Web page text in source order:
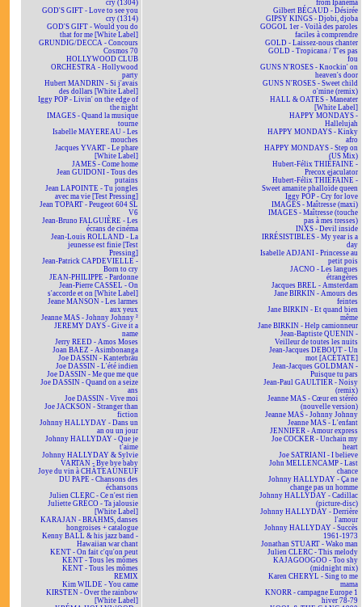
cry (1304)
GOD'S GIFT - Love to see you
cry (1314)
GOD'S GIFT - Would you do
that for me [White Label]
GRUNDIG/DECCA - Concours
Cosmos 70
HOLLYWOOD CLUB
ORCHESTRA - Hollywood
party
Hubert MANDRIN - Si j'avais
des dollars [White Label]
Iggy POP - Livin' on the edge of
the night
IMAGES - Quand la musique
tourne
Isabelle MAYEREAU - Les
mouches
Jacques YVART - Le phare
[White Label]
JAMES - Come home
Jean GUIDONI - Tous des
putains
Jean LAPOINTE - Tu jongles
avec ma vie [Test Pressing]
Jean TOPART - Peugeot 604 SL
V6
Jean-Bruno FALGUIÈRE - Les
écrans de cinéma
Jean-Louis ROLLAND - La
jeunesse est finie [Test
Pressing]
Jean-Patrick CAPDEVIELLE -
Born to cry
JEAN-PHILIPPE - Pardonne
Jean-Pierre CASSEL - On
s'accorde et on [White Label]
Jeane MANSON - Les larmes
aux yeux
Jeanne MAS - Johnny Johnny ²
JEREMY DAYS - Give it a
name
Jerry REED - Amos Moses
Joan BAEZ - Asimbonanga
Joe DASSIN - Kanterbräu
Joe DASSIN - L'été indien
Joe DASSIN - Me que me que
Joe DASSIN - Quand on a seize
ans
Joe DASSIN - Vive moi
Joe JACKSON - Stranger than
fiction
Johnny HALLYDAY - Dans un
an ou un jour
Johnny HALLYDAY - Que je
t'aime
Johnny HALLYDAY & Sylvie
VARTAN - Bye bye baby
Joye du vin à CHÂTEAUNEUF
DU PAPE - Chansons des
échansons
Julien CLERC - Ce n'est rien
Juliette GRÉCO - Ta jalousie
[White Label]
KARAJAN - BRAHMS, danses
hongroises + catalogue
Kenny BALL & his jazz band -
Hawaiian war chant
KENT - On fait c'qu'on peut
KENT - Tous les mômes
KENT - Tous les mômes
REMIX
Kim WILDE - You came
KIRSTEN - Over the rainbow
[White Label]
from Ipanema
Gilbert BÉCAUD - Désirée
GIPSY KINGS - Djobi, djoba
GOGOL 1er - Voilà des paroles
faciles à comprendre
GOLD - Laissez-nous chanter
GOLD - Tropicana / T'es pas
fou
GUNS N'ROSES - Knockin' on
heaven's door
GUNS N'ROSES - Sweet child
o'mine (remix)
HALL & OATES - Maneater
[White Label]
HAPPY MONDAYS -
Hallelujah
HAPPY MONDAYS - Kinky
afro
HAPPY MONDAYS - Step on
(US Mix)
Hubert-Félix THIÉFAINE -
Precox ejaculator
Hubert-Félix THIÉFAINE -
Sweet amanite phalloïde queen
Iggy POP - Cry for love
IMAGES - Maîtresse (maxi)
IMAGES - Maîtresse (touche
pas à mes tresses)
INXS - Devil inside
IRRÉSISTIBLES - My year is a
day
Isabelle ADJANI - Princesse au
petit pois
JACNO - Les langues
étrangères
Jacques BREL - Amsterdam
Jane BIRKIN - Amours des
feintes
Jane BIRKIN - Et quand bien
même
Jane BIRKIN - Help camionneur
Jean-Baptiste QUENIN -
Veilleur de toutes les nuits
Jean-Jacques DEBOUT - Un
mot [ACÉTATE]
Jean-Jacques GOLDMAN -
Puisque tu pars
Jean-Paul GAULTIER - Noisy
(remix)
Jeanne MAS - Cœur en stéréo
(nouvelle version)
Jeanne MAS - Johnny Johnny
Jeanne MAS - L'enfant
JENNIFER - Amour express
Joe COCKER - Unchain my
heart
Joe SATRIANI - I believe
John MELLENCAMP - Last
chance
Johnny HALLYDAY - Ça ne
change pas un homme
Johnny HALLYDAY - Cadillac
(picture-disc)
Johnny HALLYDAY - Derrière
l'amour
Johnny HALLYDAY - Succès
1961-1973
Jonathan STUART - Wako man
Julien CLERC - This melody
KAJAGOOGOO - Too shy
(midnight mix)
Karen CHERYL - Sing to me
mama
KNORR - campagne Europe 1
hiver 78-79